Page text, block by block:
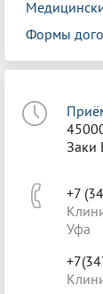
Формы
Заки
+7
Уфа